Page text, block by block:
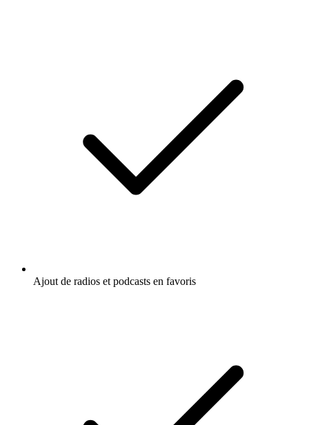
Ajout de radios et podcasts en favoris